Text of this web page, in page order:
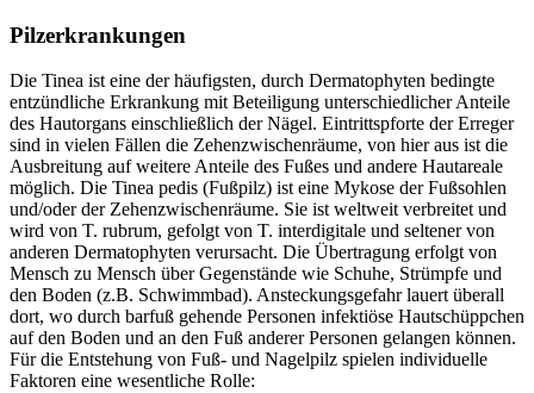
Pilzerkrankungen
Die Tinea ist eine der häufigsten, durch Dermatophyten bedingte
entzündliche Erkrankung mit Beteiligung unterschiedlicher Anteile
des Hautorgans einschließlich der Nägel. Eintrittspforte der Erreger
sind in vielen Fällen die Zehenzwischenräume, von hier aus ist die
Ausbreitung auf weitere Anteile des Fußes und andere Hautareale
möglich. Die Tinea pedis (Fußpilz) ist eine Mykose der Fußsohlen
und/oder der Zehenzwischenräume. Sie ist weltweit verbreitet und
wird von T. rubrum, gefolgt von T. interdigitale und seltener von
anderen Dermatophyten verursacht. Die Übertragung erfolgt von
Mensch zu Mensch über Gegenstände wie Schuhe, Strümpfe und
den Boden (z.B. Schwimmbad). Ansteckungsgefahr lauert überall
dort, wo durch barfuß gehende Personen infektiöse Hautschüppchen
auf den Boden und an den Fuß anderer Personen gelangen können.
Für die Entstehung von Fuß- und Nagelpilz spielen individuelle
Faktoren eine wesentliche Rolle: